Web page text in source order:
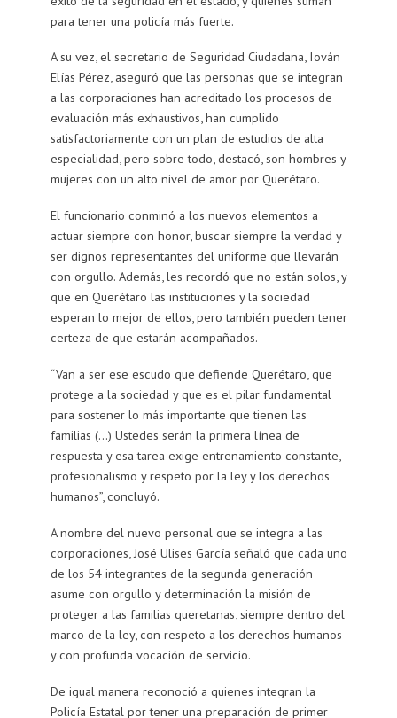
para tener una policía más fuerte.
A su vez, el secretario de Seguridad Ciudadana, Iován
Elías Pérez, aseguró que las personas que se integran
a las corporaciones han acreditado los procesos de
evaluación más exhaustivos, han cumplido
satisfactoriamente con un plan de estudios de alta
especialidad, pero sobre todo, destacó, son hombres y
mujeres con un alto nivel de amor por Querétaro.
El funcionario conminó a los nuevos elementos a
actuar siempre con honor, buscar siempre la verdad y
ser dignos representantes del uniforme que llevarán
con orgullo. Además, les recordó que no están solos, y
que en Querétaro las instituciones y la sociedad
esperan lo mejor de ellos, pero también pueden tener
certeza de que estarán acompañados.
“Van a ser ese escudo que defiende Querétaro, que
protege a la sociedad y que es el pilar fundamental
para sostener lo más importante que tienen las
familias (…) Ustedes serán la primera línea de
respuesta y esa tarea exige entrenamiento constante,
profesionalismo y respeto por la ley y los derechos
humanos”, concluyó.
A nombre del nuevo personal que se integra a las
corporaciones, José Ulises García señaló que cada uno
de los 54 integrantes de la segunda generación
asume con orgullo y determinación la misión de
proteger a las familias queretanas, siempre dentro del
marco de la ley, con respeto a los derechos humanos
y con profunda vocación de servicio.
De igual manera reconoció a quienes integran la
Policía Estatal por tener una preparación de primer